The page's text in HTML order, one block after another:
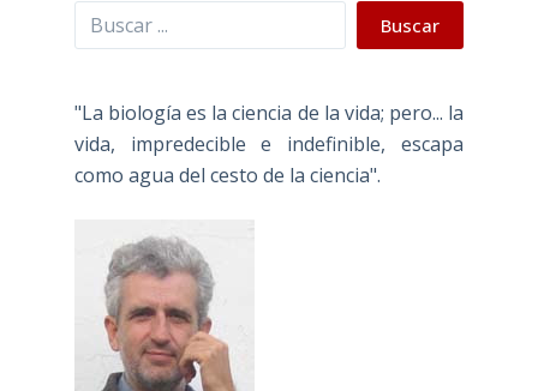
Buscar Buscar
"La biología es la ciencia de la vida; pero... la
vida, impredecible e indefinible, escapa
como agua del cesto de la ciencia".